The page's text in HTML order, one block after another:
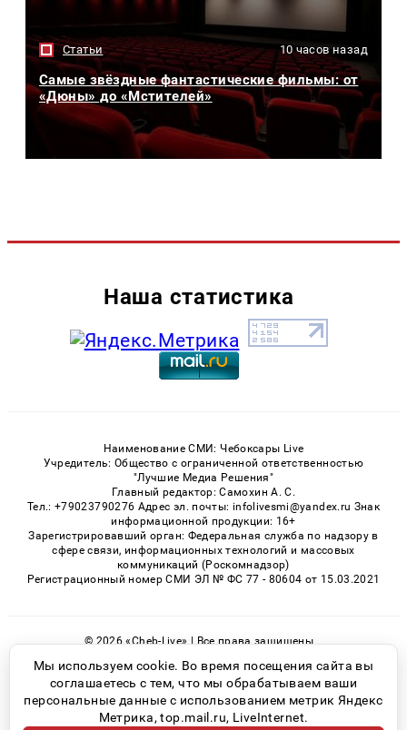
Статьи 10 часов назад
Самые звёздные фантастические фильмы: от
«Дюны» до «Мстителей»
Наша статистика
Наименование СМИ: Чебоксары Live
Учредитель: Общество с ограниченной ответственностью
"Лучшие Медиа Решения"
Главный редактор: Самохин А. С.
Тел.: +79023790276 Адрес эл. почты: infolivesmi@yandex.ru Знак
информационной продукции: 16+
Зарегистрировавший орган: Федеральная служба по надзору в
сфере связи, информационных технологий и массовых
коммуникаций (Роскомнадзор)
Регистрационный номер СМИ ЭЛ № ФС 77 - 80604 от 15.03.2021
© 2026 «Cheb-Live» | Все права защищены
Возрастная категория сайта 16+
Политика конфиденциальности
Мы используем cookie. Во время посещения сайта вы
соглашаетесь с тем, что мы обрабатываем ваши
персональные данные с использованием метрик Яндекс
Метрика, top.mail.ru, LiveInternet.